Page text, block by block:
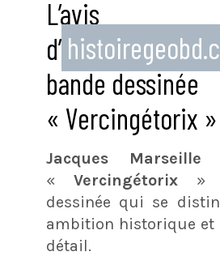
L’avis
d’
bande dessinée
« Vercingétorix »
Jacques Marseille
« Vercingétorix»
dessinée qui se
ambition historique et
détail.